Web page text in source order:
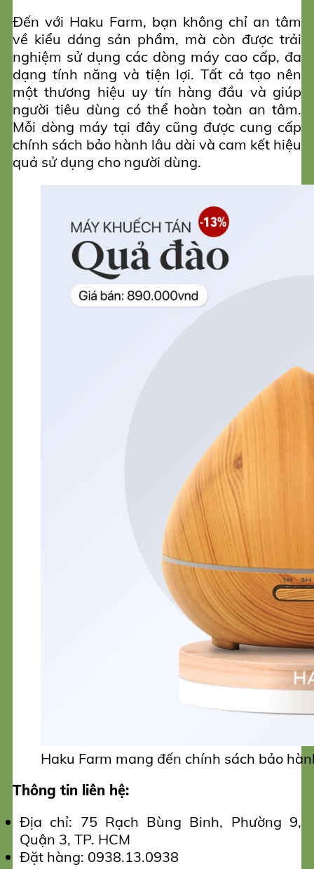
Đến với Haku Farm, bạn không chỉ an tâm
về kiểu dáng sản phẩm, mà còn được trải
nghiệm sử dụng các dòng máy cao cấp, đa
dạng tính năng và tiện lợi. Tất cả tạo nên
một thương hiệu uy tín hàng đầu và giúp
người tiêu dùng có thể hoàn toàn an tâm.
Mỗi dòng máy tại đây cũng được cung cấp
chính sách bảo hành lâu dài và cam kết hiệu
quả sử dụng cho người dùng.
Haku Farm mang đến chính sách bảo
Thông tin liên hệ:
Địa chỉ: 75 Rạch Bùng Binh, Phường 9,
Quận 3, TP. HCM
Đặt hàng: 0938.13.0938